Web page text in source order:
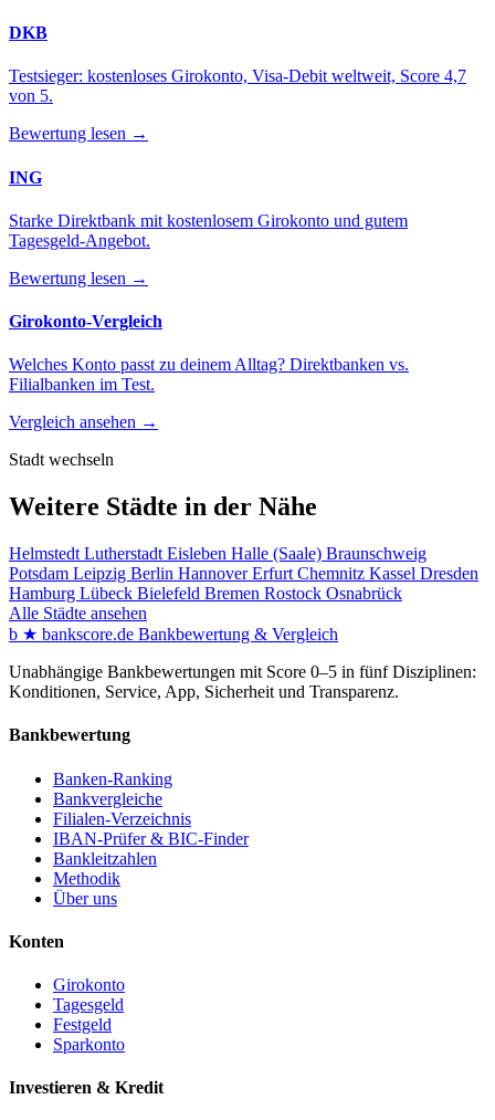
DKB
Testsieger: kostenloses Girokonto, Visa-Debit weltweit, Score 4,7
von 5.
Bewertung lesen →
ING
Starke Direktbank mit kostenlosem Girokonto und gutem
Tagesgeld-Angebot.
Bewertung lesen →
Girokonto-Vergleich
Welches Konto passt zu deinem Alltag? Direktbanken vs.
Filialbanken im Test.
Vergleich ansehen →
Stadt wechseln
Weitere Städte in der Nähe
Helmstedt Lutherstadt Eisleben Halle (Saale) Braunschweig
Potsdam Leipzig Berlin HannoverErfurt Chemnitz Kassel Dresden
Hamburg Lübeck Bielefeld Bremen Rostock Osnabrück
Alle Städte ansehen
b ★ bankscore.de Bankbewertung & Vergleich
Unabhängige Bankbewertungen mit Score 0–5 in fünf Disziplinen:
Konditionen, Service, App, Sicherheit und Transparenz.
Bankbewertung
Banken-Ranking
Bankvergleiche
Filialen-Verzeichnis
IBAN-Prüfer & BIC-Finder
Bankleitzahlen
Methodik
Über uns
Konten
Girokonto
Tagesgeld
Festgeld
Sparkonto
Investieren & Kredit